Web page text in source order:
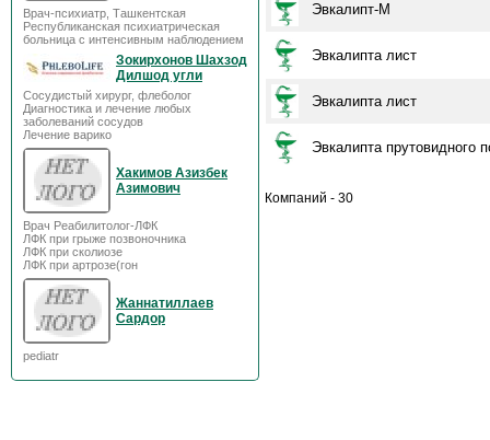
Врач-психиатр, Ташкентская
Республиканская психиатрическая
больница с интенсивным наблюдением
Зокирхонов Шахзод
Дилшод угли
Сосудистый хирург, флеболог
Диагностика и лечение любых
заболеваний сосудов
Лечение варико
Хакимов Азизбек
Азимович
Врач Реабилитолог-ЛФК
ЛФК при грыже позвоночника
ЛФК при сколиозе
ЛФК при артрозе(гон
Жаннатиллаев
Сардор
pediatr
Эвкалипт-М
Эвкалипта лист
Эвкалипта лист
Эвкалипта прутовидного
Компаний - 30